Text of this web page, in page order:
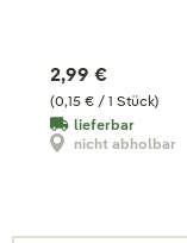
(0,15 € / 1 Stück)
2,99 €
lieferbar
nicht abholbar